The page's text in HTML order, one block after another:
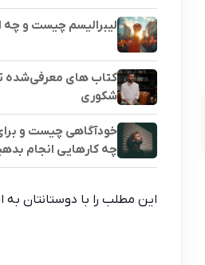
لیبرالیسم چیست و چه
کتاب های معرفی‌شده
شکوری
خودآگاهی چیست و
چه کارهایی انجام
این مطلب را با دوستانتان به